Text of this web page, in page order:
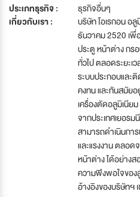
ประเภทธุรกิจ :
ธุรกิจอื่นๆ
เกี่ยวกับเรา :
บริษัท โอเรกอน อ
ธันวาคม 2520 เพื่
ประตู หน้าต่าง กร
ทั่วไป ตลอดระยะ
ระบบประกอบและ
คงทน และทันสมัยอ
เครื่องตัดอลูมิเนีย
จากประเทศเยอร
สามารถดำเนินก
และแรงงาน ตลอด
หน้าต่าง ได้อย่าง
ความพึงพอใจของ
อ้างอิงของบริษัทฯ